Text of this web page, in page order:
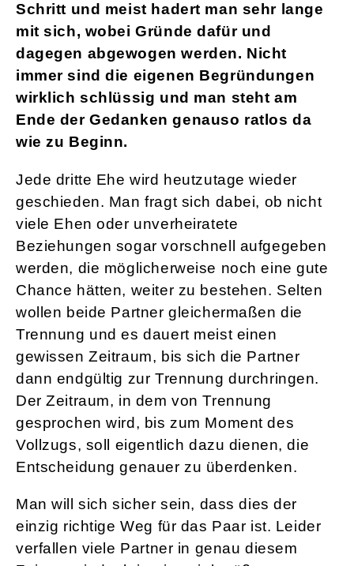
Schritt und meist hadert man sehr lange
mit sich, wobei Gründe dafür und
dagegen abgewogen werden. Nicht
immer sind die eigenen Begründungen
wirklich schlüssig und man steht am
Ende der Gedanken genauso ratlos da
wie zu Beginn.
Jede dritte Ehe wird heutzutage wieder
geschieden. Man fragt sich dabei, ob nicht
viele Ehen oder unverheiratete
Beziehungen sogar vorschnell aufgegeben
werden, die möglicherweise noch eine gute
Chance hätten, weiter zu bestehen. Selten
wollen beide Partner gleichermaßen die
Trennung und es dauert meist einen
gewissen Zeitraum, bis sich die Partner
dann endgültig zur Trennung durchringen.
Der Zeitraum, in dem von Trennung
gesprochen wird, bis zum Moment des
Vollzugs, soll eigentlich dazu dienen, die
Entscheidung genauer zu überdenken.
Man will sich sicher sein, dass dies der
einzig richtige Weg für das Paar ist. Leider
verfallen viele Partner in genau diesem